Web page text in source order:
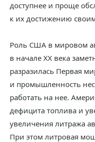
доступнее и проще
к их достижению
Роль США в мировом
в начале ХХ века
разразилась Первая
и промышленность
работать на нее.
дефицита топлива и
увеличения литража
При этом литровая